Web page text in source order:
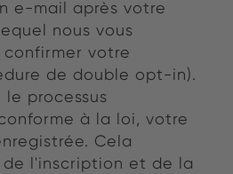
e-mail après votre
nous vous
votre
de double opt-in).
le processus
à la loi, votre
Cela
l'inscription et de la